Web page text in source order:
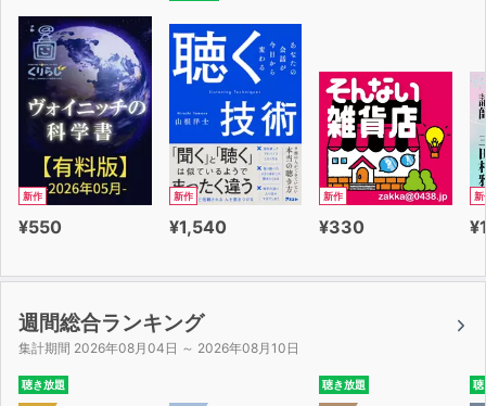
新作
¥550
新作
¥1,540
新作
¥330
新
週間総合ランキング
集計期間 2026年08月04日 ～ 2026年08月10日
聴き放題 聴き放題 聴